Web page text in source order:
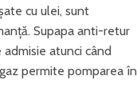
cu ulei, sunt
Supapa anti-retur
atunci când
permite pomparea în